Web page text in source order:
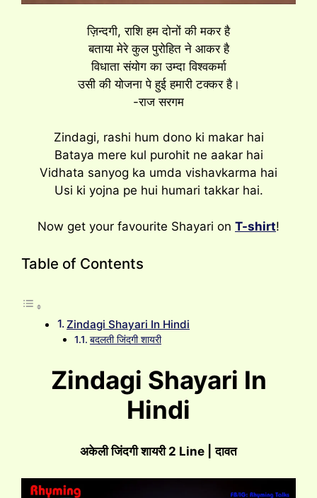
ज़िन्दगी, राशि हम दोनों की मकर है
बताया मेरे कुल पुरोहित ने आकर है
विधाता संयोग का उम्दा विश्वकर्मा
उसी की योजना पे हुई हमारी टक्कर है।
-राज सरगम
Zindagi, rashi hum dono ki makar hai
Bataya mere kul purohit ne aakar hai
Vidhata sanyog ka umda vishavkarma hai
Usi ki yojna pe hui humari takkar hai.
Now get your favourite Shayari on T-shirt!
Table of Contents
Zindagi Shayari In Hindi
बदलती जिंदगी शायरी
Zindagi Shayari In
Hindi
अकेली जिंदगी शायरी 2 Line | दावत